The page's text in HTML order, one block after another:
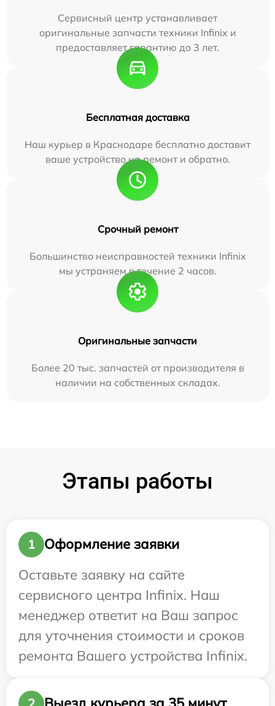
Сервисный центр устанавливает
оригинальные запчасти техники Infinix и
предоставляет гарантию до 3 лет.
Бесплатная доставка
Наш курьер в Краснодаре бесплатно доставит
ваше устройство на ремонт и обратно.
Срочный ремонт
Большинство неисправностей техники Infinix
мы устраняем в течение 2 часов.
Оригинальные запчасти
Более 20 тыс. запчастей от производителя в
наличии на собственных складах.
Этапы работы
1
Оформление заявки
Оставьте заявку на сайте
сервисного центра Infinix. Наш
менеджер ответит на Ваш запрос
для уточнения стоимости и сроков
ремонта Вашего устройства Infinix.